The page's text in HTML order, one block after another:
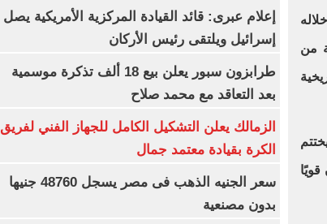
يأمل خلاله
من
قبل أن يختتم
يكون قويًا
إعلام عبرى: قائد القيادة المركزية الأمريكية يصل
إسرائيل ويلتقى رئيس الأركان
طرابزون سبور يعلن بيع 18 ألف تذكرة موسمية
بعد التعاقد مع محمد صلاح
الزمالك يعلن التشكيل الكامل للجهاز الفني لفريق
الكرة بقيادة معتمد جمال
سعر الجنيه الذهب فى مصر يسجل 48760 جنيها
بدون مصنعية